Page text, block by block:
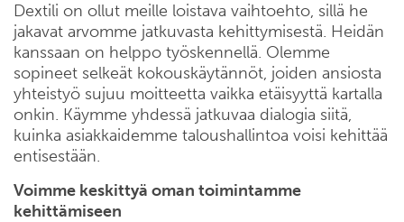
Dextili on ollut meille loistava vaihtoehto, sillä he
jakavat arvomme jatkuvasta kehittymisestä. Heidän
kanssaan on helppo työskennellä. Olemme
sopineet selkeät kokouskäytännöt, joiden ansiosta
yhteistyö sujuu moitteetta vaikka etäisyyttä kartalla
onkin. Käymme yhdessä jatkuvaa dialogia siitä,
kuinka asiakkaidemme taloushallintoa voisi kehittää
entisestään.
Voimme keskittyä oman toimintamme
kehittämiseen